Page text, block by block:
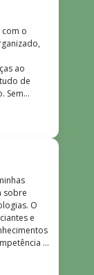
o
ao
de
Sem
sobre
O
e
e